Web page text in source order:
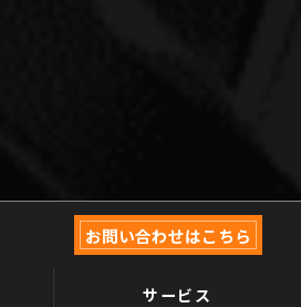
お問い合わせはこちら
サービス